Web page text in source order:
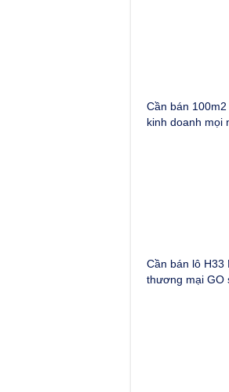
Cần bán
kinh doanh mọi
Cần bán lô H33
thương mại GO